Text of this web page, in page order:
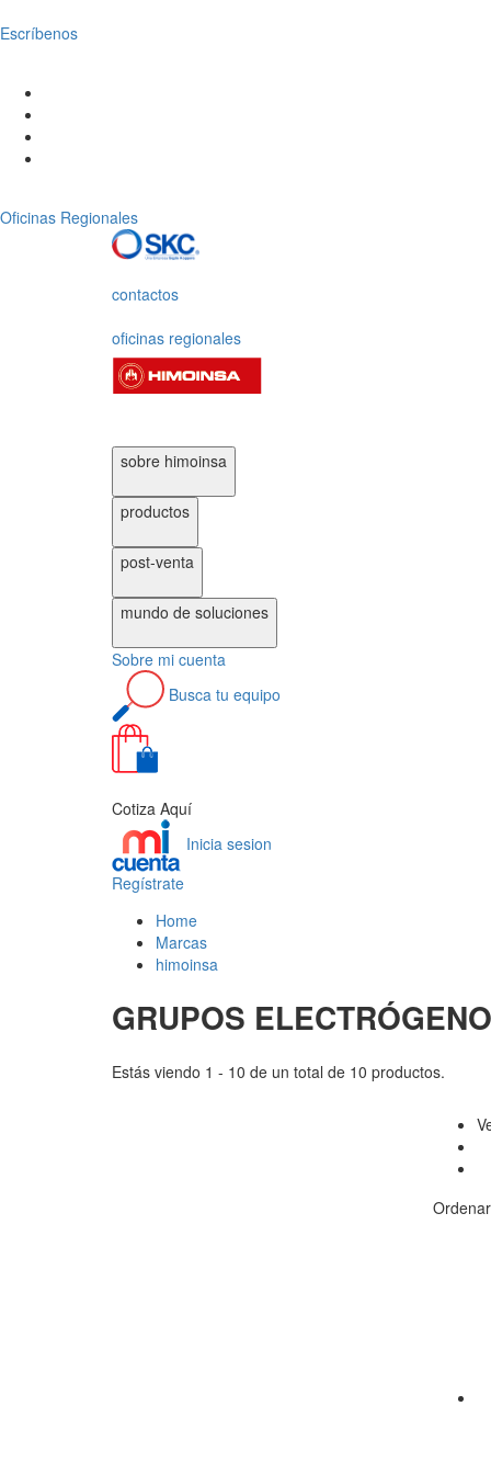
Escríbenos
Oficinas Regionales
contactos
oficinas regionales
sobre himoinsa
productos
post-venta
mundo de soluciones
Sobre mi cuenta
Busca tu equipo
Cotiza Aquí
Inicia sesion
Regístrate
Home
Marcas
himoinsa
GRUPOS
Estás viendo 1 - 10 de un total de 10 productos.